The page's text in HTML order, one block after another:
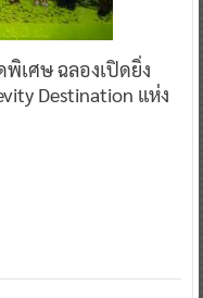
เศษ ฉลองเปิดยิ่ง
Destination แห่ง